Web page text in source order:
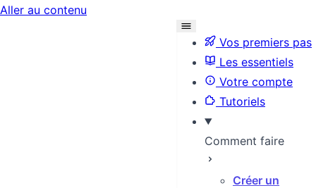
Aller au contenu
Vos premiers pas
Les essentiels
Votre compte
Tutoriels
Comment faire
Créer un